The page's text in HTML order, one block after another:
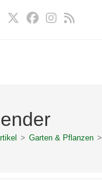
> Garten & Pflanzen >